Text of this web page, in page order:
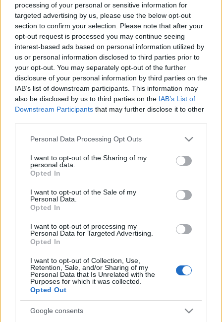
processing of your personal or sensitive information for
targeted advertising by us, please use the below opt-out
section to confirm your selection. Please note that after your
opt-out request is processed you may continue seeing
interest-based ads based on personal information utilized by
us or personal information disclosed to third parties prior to
your opt-out. You may separately opt-out of the further
disclosure of your personal information by third parties on the
IAB’s list of downstream participants. This information may
also be disclosed by us to third parties on the IAB’s List of
Downstream Participants that may further disclose it to other
Please note that this website/app uses one or more Google
not limited to your visit or usage behaviour. You may click to
grant or deny consent to Google and its third-party tags to
use your data for below specified purposes in below Google
consent section.
Personal Data Processing Opt Outs
I want to opt-out of the Sharing of my
personal data.
Opted In
I want to opt-out of the Sale of my
Personal Data.
Opted In
I want to opt-out of processing my
Personal Data for Targeted Advertising.
Opted In
I want to opt-out of Collection, Use,
Retention, Sale, and/or Sharing of my
Personal Data that Is Unrelated with the
Purposes for which it was collected.
Opted Out
Google consents
1021. BEKIÁLTÁS: Tabudöntögetők a
Kabai Domokos Lajos•2022. június 04.
Bolgár Györgyöt és Mérő Verát is szembesítették
interjúalanyaik a nézeteikkel, a téves ismereteikkel.
Mostanában már csak szúrópróbaszerűen hallgatok
bele a Klubrádió reggeli műsorvezetőinek gyakran
felületes és előítéletekkel terhes párbeszédeibe, a
célzatosan válogatott nemzetközi…